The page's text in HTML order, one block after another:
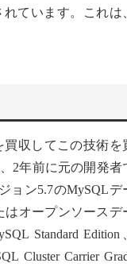
れています。これは
買収してこの技術を
2年前に元の開発者
ョン5.7のMySQLデ
はオープンソースデ
Standard Edition
Cluster Carrier